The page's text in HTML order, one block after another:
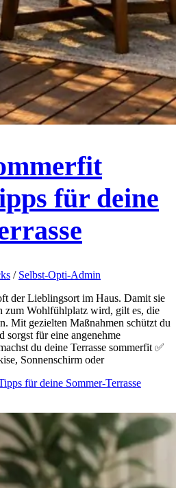
für deine
/ Selbst-Opti-Admin
der Lieblingsort im Haus. Damit sie
zum Wohlfühlplatz wird, gilt es, die
Mit gezielten Maßnahmen schützt du
sorgst für eine angenehme
du deine Terrasse sommerfit ✅
Sonnenschirm oder
für deine Sommer-Terrasse